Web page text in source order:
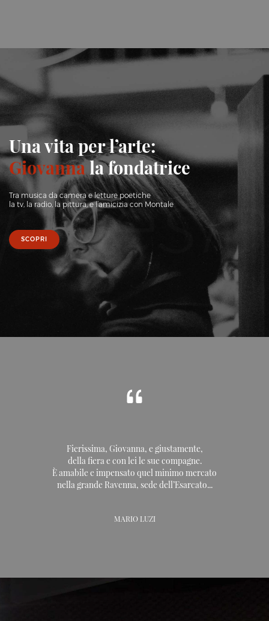
Una vita per l’arte:
Giovannala fondatrice
Tra musica da camera e letture poetiche
la tv, la radio, la pittura, e l’amicizia con Montale
SCOPRI
Fierissima, Giovanna, e giustamente,
della fiera e con lei le sue compagne.
È amabile e impensato quel minimo mercato
nella grande Ravenna, sede dell’Esarcato...
MARIO LUZI